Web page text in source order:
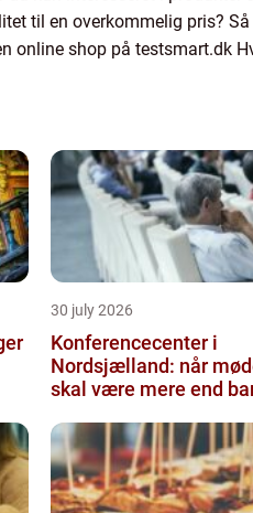
til en overkommelig pris?
online shop på testsmart.dk
30 july 2026
Konferencecenter i
Nordsjælland: når
skal være mere end